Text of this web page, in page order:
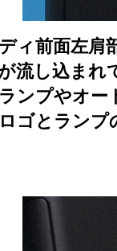
ィ前面左肩
流し込まれ
ンプやオー
ゴとランプ